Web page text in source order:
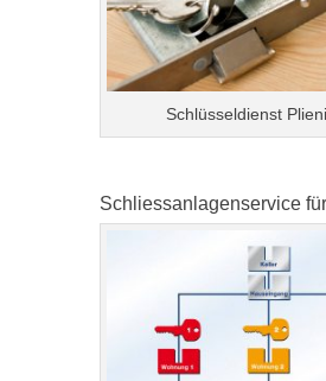
Schlüsseldienst
Schliessanlagenservice